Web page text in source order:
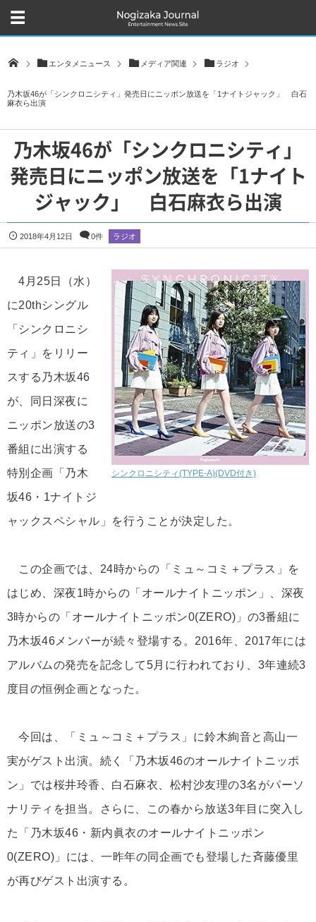
エンタメニュース メディア関連 ラジオ
乃木坂46が「シンクロニシティ」発売日にニッポン放送を「1ナイトジャック」 白石
麻衣ら出演
乃木坂46が「シンクロニシティ」
発売日にニッポン放送を「1ナイト
ジャック」 白石麻衣ら出演
2018年4月12日 0件 ラジオ
シンクロニシティ(TYPE-A)(DVD付き)
4月25日（水）
に20thシングル
「シンクロニシ
ティ」をリリー
スする乃木坂46
が、同日深夜に
ニッポン放送の3
番組に出演する
特別企画「乃木
坂46・1ナイトジ
ャックスペシャル」を行うことが決定した。
この企画では、24時からの「ミュ～コミ＋プラス」を
はじめ、深夜1時からの「オールナイトニッポン」、深夜
3時からの「オールナイトニッポン0(ZERO)」の3番組に
乃木坂46メンバーが続々登場する。2016年、2017年には
アルバムの発売を記念して5月に行われており、3年連続3
度目の恒例企画となった。
今回は、「ミュ～コミ＋プラス」に鈴木絢音と高山一
実がゲスト出演。続く「乃木坂46のオールナイトニッポ
ン」では桜井玲香、白石麻衣、松村沙友理の3名がパーソ
ナリティを担当。さらに、この春から放送3年目に突入し
た「乃木坂46・新内眞衣のオールナイトニッポン
0(ZERO)」には、一昨年の同企画でも登場した斉藤優里
が再びゲスト出演する。